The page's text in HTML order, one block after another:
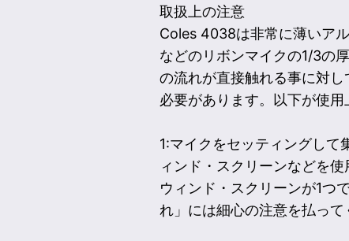
取扱上の注意
Coles 4038は非常に薄いア
などのリボンマイクの1/3の
の流れが直接触れる事に対
必要があります。以下が使用
1:マイクをセッティングして
ィンド・スクリーンなどを
ウィンド・スクリーンが1つ
れ」には細心の注意を払って